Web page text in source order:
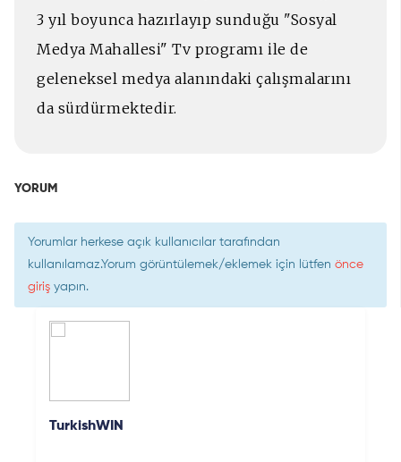
3 yıl boyunca hazırlayıp sunduğu "Sosyal
Medya Mahallesi" Tv programı ile de
geleneksel medya alanındaki çalışmalarını
da sürdürmektedir.
YORUM
Yorumlar herkese açık kullanıcılar tarafından
kullanılamaz.Yorum görüntülemek/eklemek için lütfen önce
giriş yapın.
TurkishWIN